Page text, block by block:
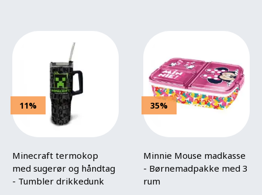
11%
Minecraft termokop
med sugerør og håndtag
- Tumbler drikkedunk
35%
Minnie Mouse madkasse
- Børnemadpakke med 3
rum